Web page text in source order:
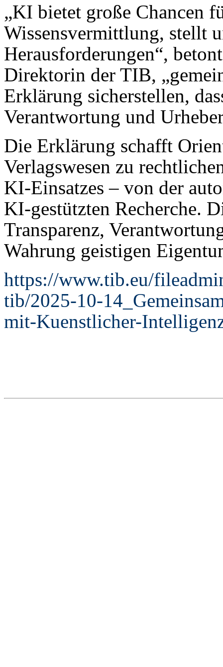
„KI bietet große Chancen
Wissensvermittlung, stellt
Herausforderungen“,
Direktorin der TIB,
Erklärung sicherstellen,
Verantwortung und
Die Erklärung schafft
Verlagswesen zu
KI-Einsatzes – von der
KI-gestützten Recherche.
Transparenz,
Wahrung geistigen
https://www.tib.eu/
tib/2025-10-
mit-Kuenstlicher-